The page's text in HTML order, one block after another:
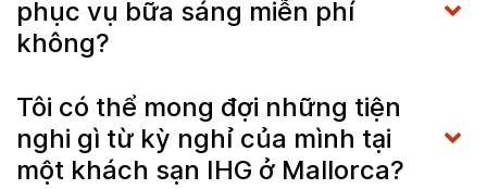
phục vụ bữa sáng miễn phí
không?
Tôi có thể mong đợi những tiện
nghi gì từ kỳ nghỉ của mình tại
một khách sạn IHG ở Mallorca?